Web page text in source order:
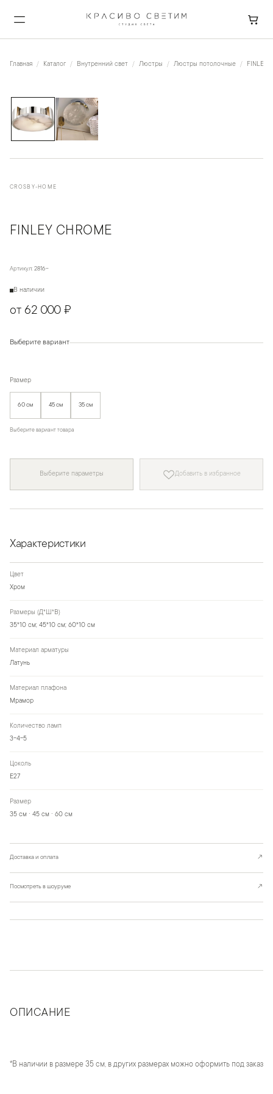
Главная Каталог Внутренний свет Люстры Люстры потолочные FINLEY
CROSBY-HOME
FINLEY CHROME
Артикул: 2816-
В наличии
от 62 000 ₽
Выберите вариант
Размер
60 см 45 см 35 см
Выберите вариант товара
Выберите параметры Добавить в избранное
Характеристики
Цвет
Хром
Размеры (Д*Ш*В)
35*10 см; 45*10 см; 60*10 см
Материал арматуры
Латунь
Материал плафона
Мрамор
Количество ламп
3-4-5
Цоколь
Е27
Размер
35 см · 45 см · 60 см
Доставка и оплата ↗
Посмотреть в шоуруме ↗
ОПИСАНИЕ
*В наличии в размере 35 см, в других размерах можно оформить под заказ